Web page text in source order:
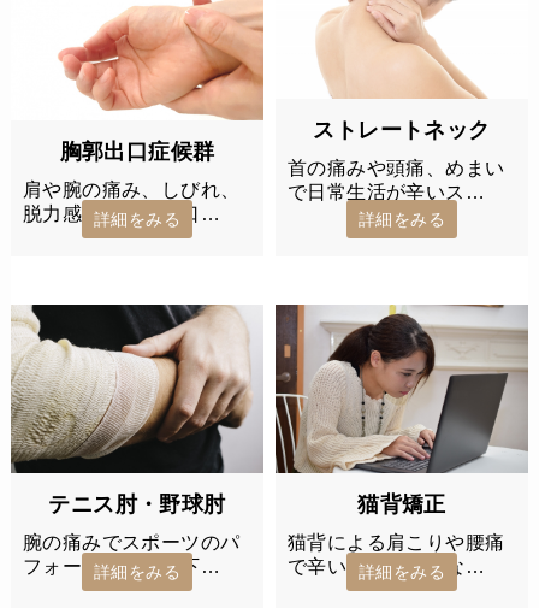
胸郭出口症候群
肩や腕の痛み、しびれ、
脱力感など胸郭出口…
詳細をみる
ストレートネック
首の痛みや頭痛、めまい
で日常生活が辛いス…
詳細をみる
テニス肘・野球肘
腕の痛みでスポーツのパ
フォーマンスが低下…
詳細をみる
猫背矯正
猫背による肩こりや腰痛
で辛い…そんなあな…
詳細をみる